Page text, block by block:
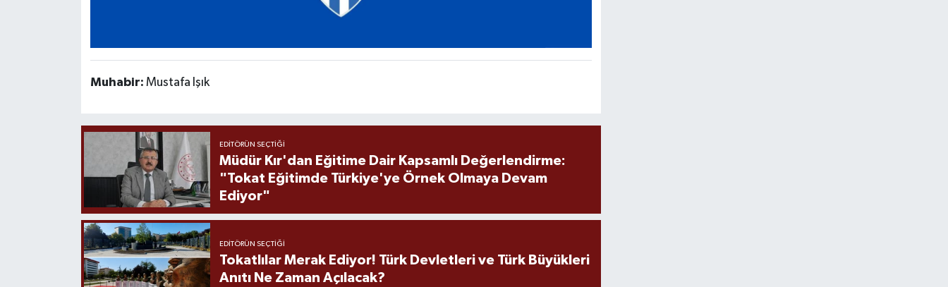
Muhabir: Mustafa Işık
EDITÖRÜN SEÇTIĞI
Müdür Kır'dan Eğitime Dair Kapsamlı Değerlendirme:
"Tokat Eğitimde Türkiye'ye Örnek Olmaya Devam
Ediyor"
EDITÖRÜN SEÇTIĞI
Tokatlılar Merak Ediyor! Türk Devletleri ve Türk Büyükleri
Anıtı Ne Zaman Açılacak?